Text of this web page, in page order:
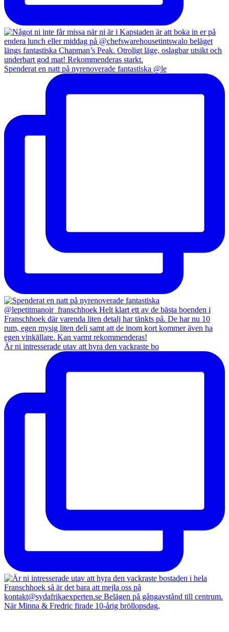
Spenderat en natt på nyrenoverade fantastiska @le
Är ni intresserade utav att hyra den vackraste bo
När Minna & Fredric firade 10-årig bröllopsdag,